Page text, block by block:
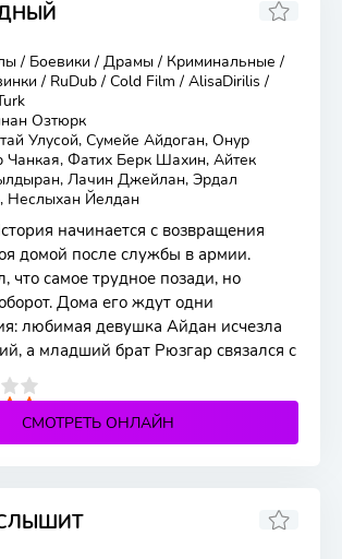
серия
7.672
/ Боевики / Драмы / Криминальные /
/ RuDub / Cold Film / AlisaDirilis /
Озтюрк
Улусой, Сумейе Айдоган, Онур
Чанкая, Фатих Берк Шахин, Айтек
Лачин Джейлан, Эрдал
Неслыхан Йелдан
начинается с возвращения
домой после службы в армии.
что самое трудное позади, но
Дома его ждут одни
любимая девушка Айдан исчезла
а младший брат Рюзгар связался с
СМОТРЕТЬ ОНЛАЙН
7.586